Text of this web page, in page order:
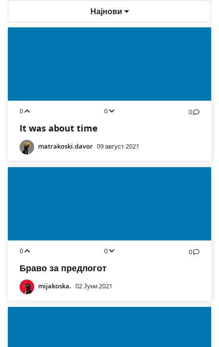
Најнови
0 0 0
It was about time
matrakoski.davor 09 август 2021
0 0 0
Браво за предлогот
mijakoska. 02 Јуни 2021